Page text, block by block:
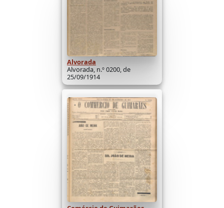
Alvorada
Alvorada, n.º 0200, de
25/09/1914